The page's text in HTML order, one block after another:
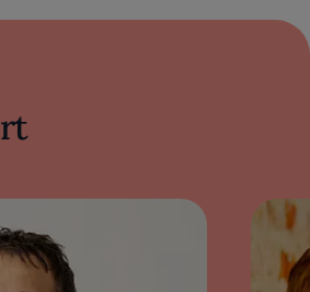
colori e forme.
diversi libri, ottenendo un
di pubblico:
, un libro
dessert e tecniche di